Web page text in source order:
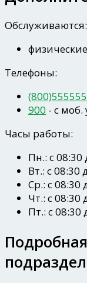
Обслуживаются:
Телефоны:
900 - c моб.
Часы работы:
Пн.: с 08:30
Вт.: с 08:30
Ср.: с 08:30
Чт.: с 08:30
Пт.: с 08:30